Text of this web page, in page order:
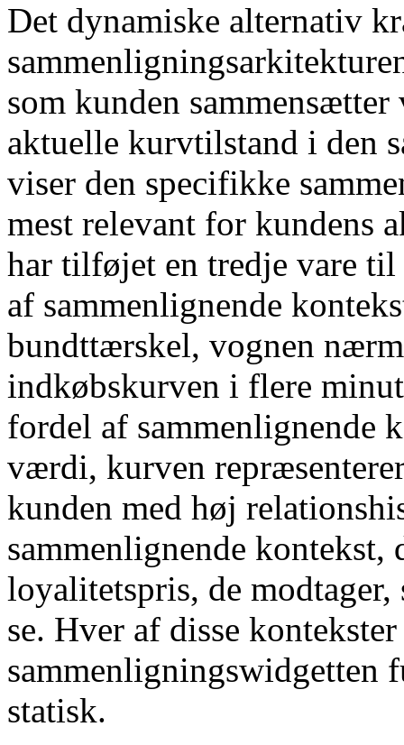
Det dynamiske alternativ
som kunden
aktuelle kurvtilstand i den
viser den specifikke
mest relevant for kundens
har tilføjet en tredje vare
af sammenlignende
bundttærskel, vognen
indkøbskurven i flere
fordel af sammenlignende
værdi, kurven
kunden med høj
sammenlignende kontekst,
loyalitetspris, de
se. Hver af disse
sammenligningswidgetten
statisk.